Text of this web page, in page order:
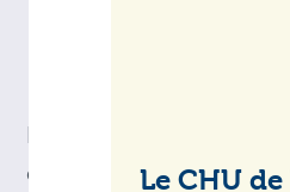
Le CHU
des cancers au-delà de